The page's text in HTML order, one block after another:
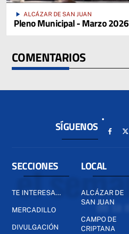
play_arrow ALCÁZAR DE SAN JUAN
Pleno Municipal - Marzo 2026
COMENTARIOS
SÍGUENOS
SECCIONES
TE INTERESA...
MERCADILLO
DIVULGACIÓN
LOCAL
ALCÁZAR DE
SAN JUAN
CAMPO DE
CRIPTANA